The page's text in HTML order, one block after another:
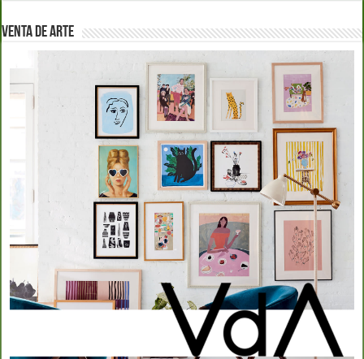
VENTA DE ARTE